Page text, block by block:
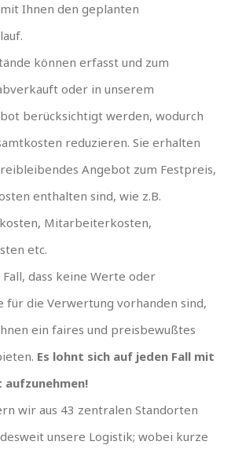
Ihnen den geplanten
können erfasst und zum
oder in unserem
berücksichtigt werden, wodurch
reduzieren. Sie erhalten
Angebot zum Festpreis,
enthalten sind, wie z.B.
Mitarbeiterkosten,
etc.
dass keine Werte oder
für die Verwertung vorhanden sind,
ein faires und preisbewußtes
Es lohnt sich auf jeden Fall mit
wir aus 43 zentralen Standorten
unsere Logistik; wobei kurze